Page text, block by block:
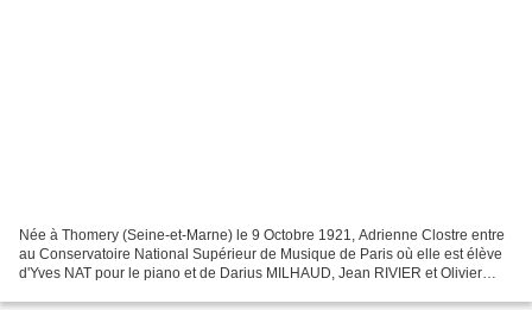
Née à Thomery (Seine-et-Marne) le 9 Octobre 1921, Adrienne Clostre entre
au Conservatoire National Supérieur de Musique de Paris où elle est élève
d'Yves NAT pour le piano et de Darius MILHAUD, Jean RIVIER et Olivier